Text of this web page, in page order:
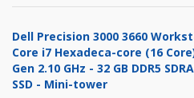
Dell Precision 3000 3660
Core i7 Hexadeca-core (16
Gen 2.10 GHz - 32 GB DDR5
SSD - Mini-tower